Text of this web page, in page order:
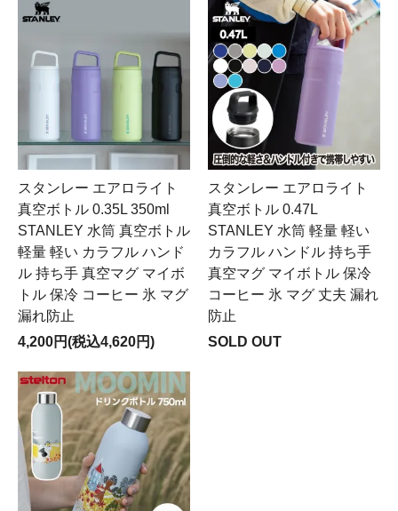
スタンレー エアロライト
真空ボトル 0.35L 350ml
STANLEY 水筒 真空ボトル
軽量 軽い カラフル ハンド
ル 持ち手 真空マグ マイボ
トル 保冷 コーヒー 氷 マグ
漏れ防止
4,200円(税込4,620円)
スタンレー エアロライト
真空ボトル 0.47L
STANLEY 水筒 軽量 軽い
カラフル ハンドル 持ち手
真空マグ マイボトル 保冷
コーヒー 氷 マグ 丈夫 漏れ
防止
SOLD OUT